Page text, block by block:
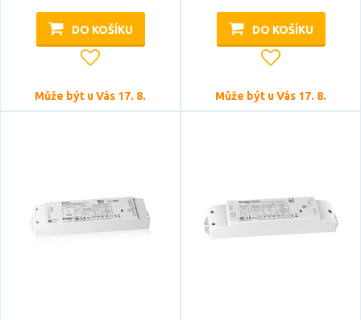
DO KOŠÍKU
Může být u Vás 17. 8.
DO KOŠÍKU
Může být u Vás 17. 8.